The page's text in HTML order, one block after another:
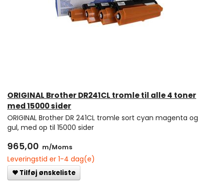
ORIGINAL Brother DR241CL tromle til alle 4 toner
med 15000 sider
ORIGINAL Brother DR 241CL tromle sort cyan magenta og
gul, med op til 15000 sider
965,00 m/Moms
Leveringstid er 1-4 dag(e)
Tilføj ønskeliste